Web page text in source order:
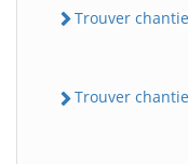
Trouver
Trouver